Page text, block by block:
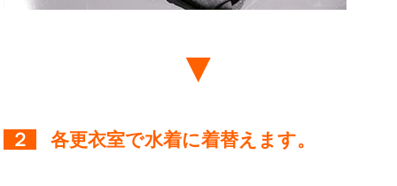
２ 各更衣室で水着に着替えます。